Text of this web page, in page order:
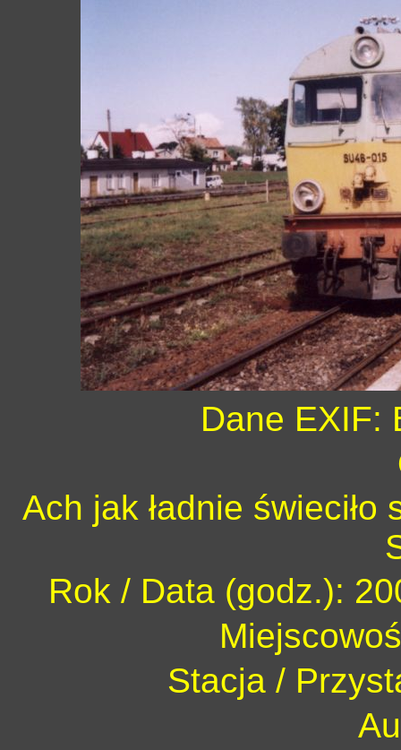
Dane EXIF:
Ach jak ładnie świeciło
Rok / Data (godz.):
Stacja /